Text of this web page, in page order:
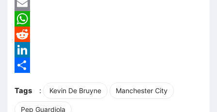
Twitter
Email
WhatsApp
Reddit
LinkedIn
Tags
: Kevin De Bruyne Manchester City
Pep Guardiola